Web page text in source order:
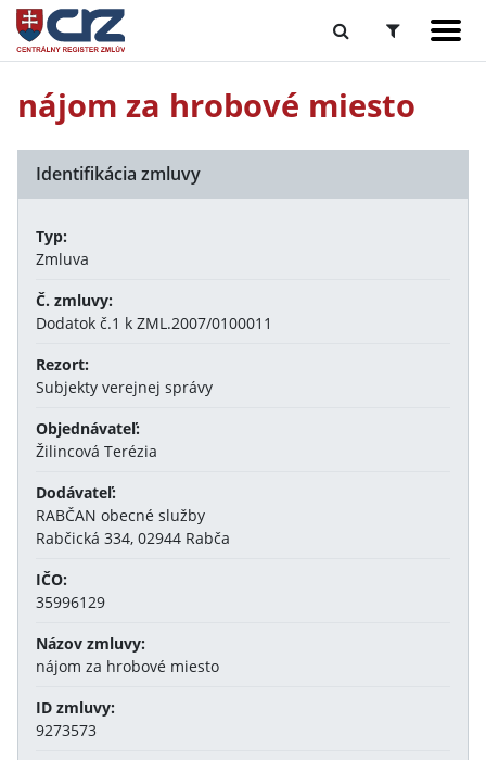
nájom za hrobové miesto
Identifikácia zmluvy
Typ:
Zmluva
Č. zmluvy:
Dodatok č.1 k ZML.2007/0100011
Rezort:
Subjekty verejnej správy
Objednávateľ:
Žilincová Terézia
Dodávateľ:
RABČAN obecné služby
Rabčická 334, 02944 Rabča
IČO:
35996129
Názov zmluvy:
nájom za hrobové miesto
ID zmluvy:
9273573